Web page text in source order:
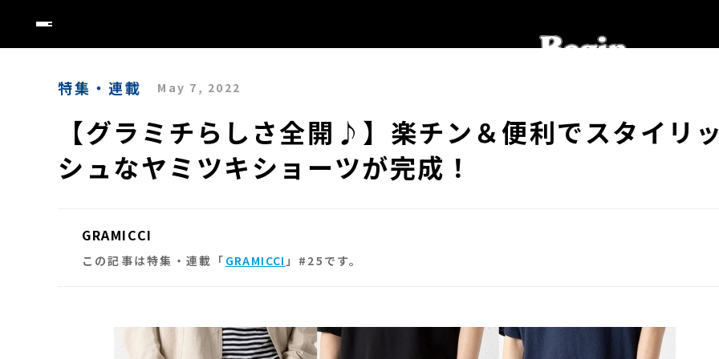
特集・連載 May 7, 2022
【グラミチらしさ全開♪】楽チン＆便利でスタイリ
シュなヤミツキショーツが完成！
GRAMICCI
この記事は特集・連載「 GRAMICCI」#25です。